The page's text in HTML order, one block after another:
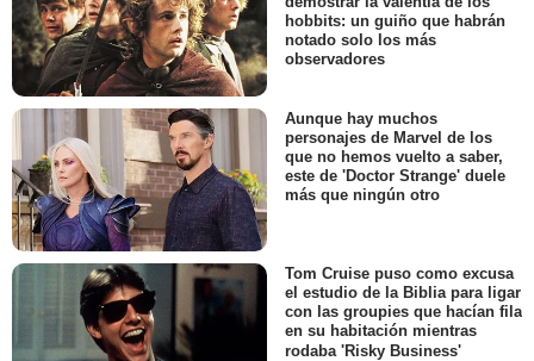
hobbits: un guiño que habrán
notado solo los más
observadores
Aunque hay muchos
personajes de Marvel de los
que no hemos vuelto a saber,
este de 'Doctor Strange' duele
más que ningún otro
Tom Cruise puso como excusa
el estudio de la Biblia para ligar
con las groupies que hacían fila
en su habitación mientras
rodaba 'Risky Business'